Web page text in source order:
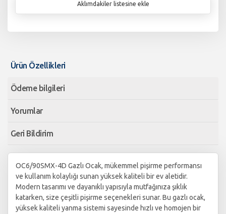
Aklımdakiler listesine ekle
Ürün Özellikleri
Ödeme bilgileri
Yorumlar
Geri Bildirim
OC6/90SMX-4D Gazlı Ocak, mükemmel pişirme performansı
ve kullanım kolaylığı sunan yüksek kaliteli bir ev aletidir.
Modern tasarımı ve dayanıklı yapısıyla mutfağınıza şıklık
katarken, size çeşitli pişirme seçenekleri sunar. Bu gazlı ocak,
yüksek kaliteli yanma sistemi sayesinde hızlı ve homojen bir